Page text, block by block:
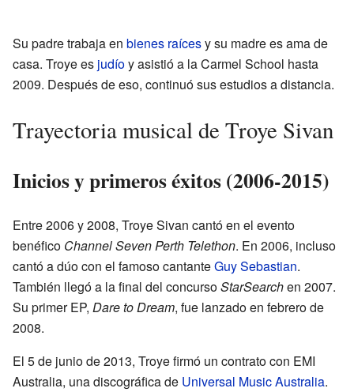
Su padre trabaja en bienes raícesy su madre es ama de
casa. Troye es judíoy asistió a la Carmel School hasta
2009. Después de eso, continuó sus estudios a distancia.
Trayectoria musical de Troye Sivan
Inicios y primeros éxitos (2006-2015)
Entre 2006 y 2008, Troye Sivan cantó en el evento
benéfico Channel Seven Perth Telethon. En 2006, incluso
cantó a dúo con el famoso cantanteGuy Sebastian.
También llegó a la final del concursoStarSearchen 2007.
Su primer EP, Dare to Dream, fue lanzado en febrero de
2008.
El 5 de junio de 2013, Troye firmó un contrato con EMI
Australia, una discográfica de Universal Music Australia.